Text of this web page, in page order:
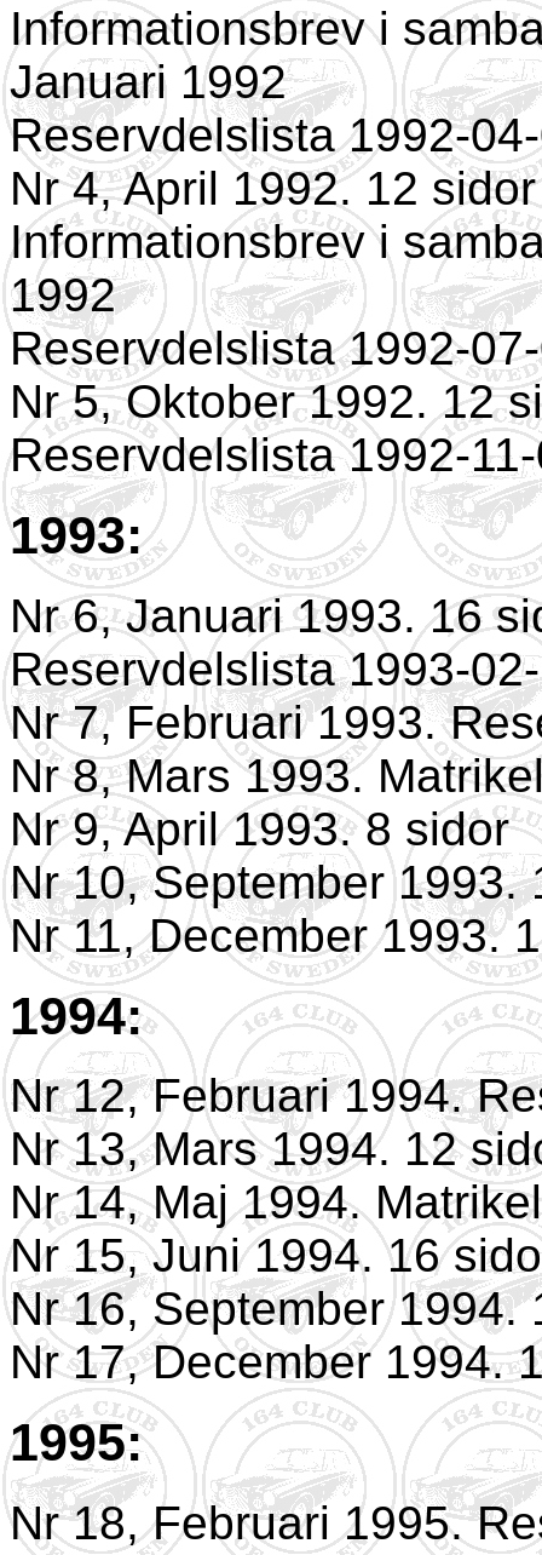
Informationsbrev i
Januari 1992
Reservdelslista 1992-
Nr 4, April 1992. 12 sidor
Informationsbrev i
1992
Reservdelslista 1992-
Nr 5, Oktober 1992. 12
Reservdelslista 1992-
1993:
Nr 6, Januari 1993. 16
Reservdelslista 1993-
Nr 7, Februari 1993.
Nr 8, Mars 1993.
Nr 9, April 1993. 8 sidor
Nr 10, September 1993.
Nr 11, December 1993.
1994:
Nr 12, Februari 1994.
Nr 13, Mars 1994. 12
Nr 14, Maj 1994.
Nr 15, Juni 1994. 16
Nr 16, September 1994.
Nr 17, December 1994.
1995:
Nr 18, Februari 1995.